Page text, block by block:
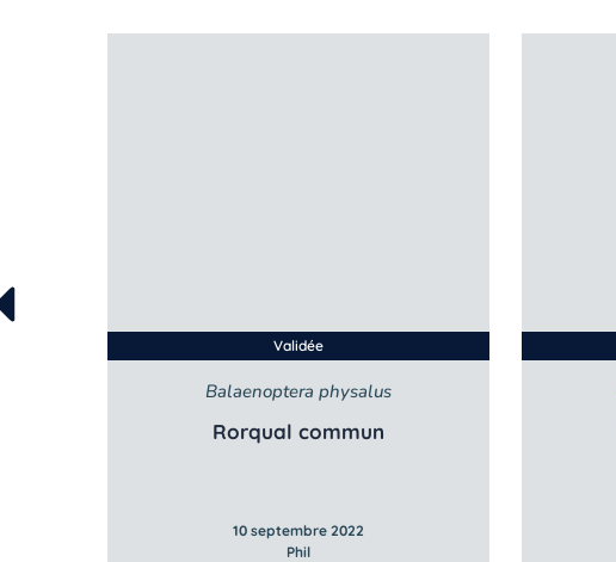
Validée
Balaenoptera physalus
Rorqual commun
10 septembre 2022
Phil